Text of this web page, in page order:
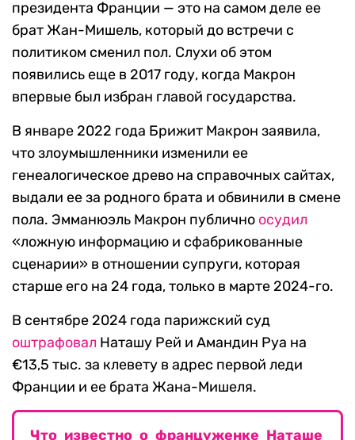
президента Франции — это на самом деле ее
брат Жан-Мишель, который до встречи с
политиком сменил пол. Слухи об этом
появились еще в 2017 году, когда Макрон
впервые был избран главой государства.
В январе 2022 года Брижит Макрон заявила,
что злоумышленники изменили ее
генеалогическое древо на справочных сайтах,
выдали ее за родного брата и обвинили в смене
пола. Эмманюэль Макрон публично осудил
«ложную информацию и сфабрикованные
сценарии» в отношении супруги, которая
старше его на 24 года, только в марте 2024-го.
В сентябре 2024 года парижский суд
оштрафовал Наташу Рей и Амандин Руа на
€13,5 тыс. за клевету в адрес первой леди
Франции и ее брата Жана-Мишеля.
Что известно о француженке Наташе